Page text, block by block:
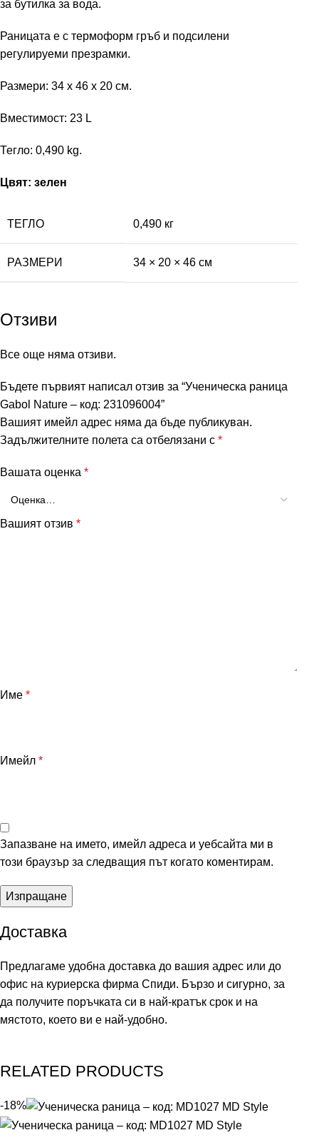
за бутилка за вода.
Раницата е с термоформ гръб и подсилени
регулируеми презрамки.
Размери: 34 х 46 х 20 см.
Вместимост: 23 L
Тегло: 0,490 kg.
Цвят: зелен
ТЕГЛО 0,490 кг
РАЗМЕРИ 34 × 20 × 46 см
Отзиви
Все още няма отзиви.
Бъдете първият написал отзив за “Ученическа раница
Gabol Nature – код: 231096004”
Вашият имейл адрес няма да бъде публикуван.
Задължителните полета са отбелязани с*
Вашата оценка*
Вашият отзив*
Име*
Имейл*
Запазване на името, имейл адреса и уебсайта ми в
този браузър за следващия път когато коментирам.
Доставка
Предлагаме удобна доставка до вашия адрес или до
офис на куриерска фирма Спиди. Бързо и сигурно, за
да получите поръчката си в най-кратък срок и на
мястото, което ви е най-удобно.
RELATED PRODUCTS
-18%